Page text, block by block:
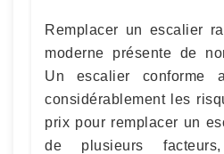
Remplacer un escalier
moderne présente de
Un escalier conforme
considérablement les
prix pour remplacer un
de plusieurs